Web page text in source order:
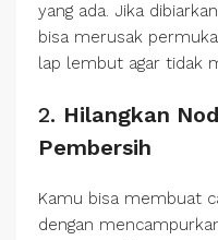
yang ada. Jika
bisa merusak
lap lembut agar tidak
2. Hilangkan
Pembersih
Kamu bisa membuat
dengan